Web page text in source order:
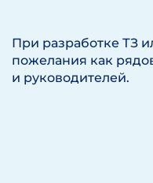
При разработке ТЗ
пожелания как
и руководителей.